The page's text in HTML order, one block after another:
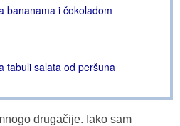
bananama i čokoladom
tabuli salata od peršuna
drugačije. Iako sam